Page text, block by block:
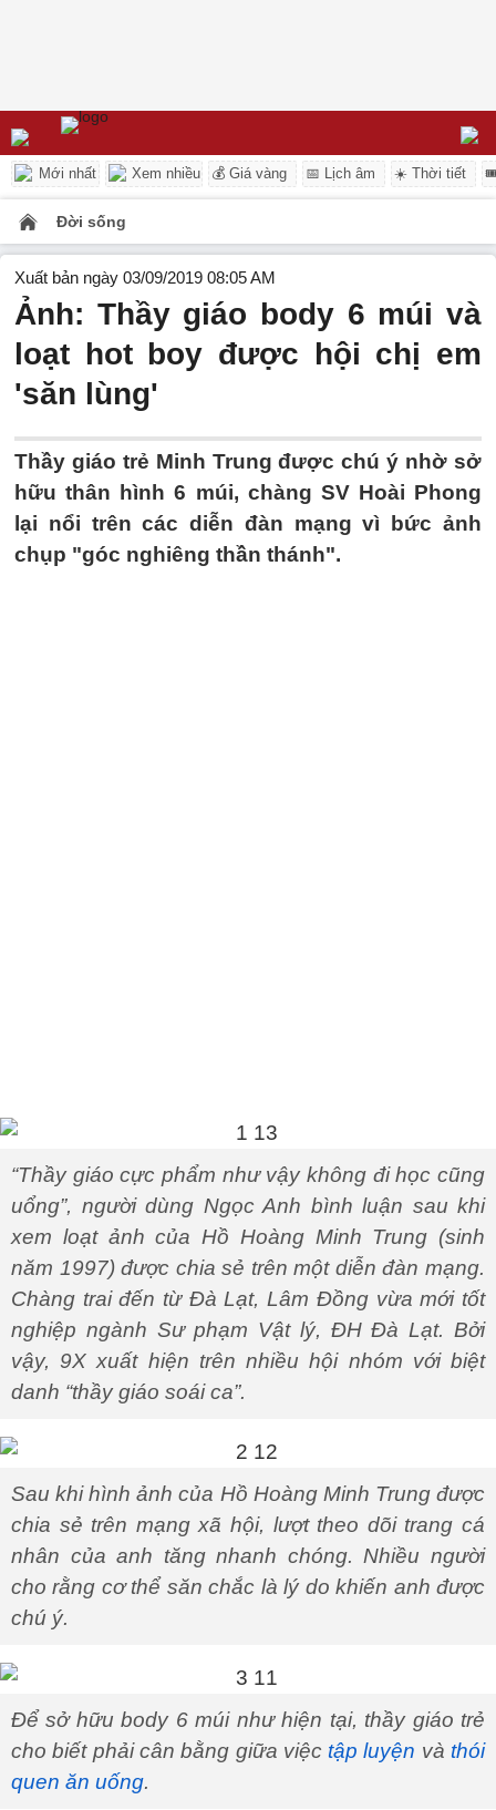
Mới nhất Xem nhiều 💰 Giá vàng 📅 Lịch âm ☀️ Thời tiết
Đời sống
Xuất bản ngày 03/09/2019 08:05 AM
Ảnh: Thầy giáo body 6 múi và
loạt hot boy được hội chị em
'săn lùng'
Thầy giáo trẻ Minh Trung được chú ý nhờ sở
hữu thân hình 6 múi, chàng SV Hoài Phong
lại nổi trên các diễn đàn mạng vì bức ảnh
chụp "góc nghiêng thần thánh".
“Thầy giáo cực phẩm như vậy không đi học cũng
uổng”, người dùng Ngọc Anh bình luận sau khi
xem loạt ảnh của Hồ Hoàng Minh Trung (sinh
năm 1997) được chia sẻ trên một diễn đàn mạng.
Chàng trai đến từ Đà Lạt, Lâm Đồng vừa mới tốt
nghiệp ngành Sư phạm Vật lý, ĐH Đà Lạt. Bởi
vậy, 9X xuất hiện trên nhiều hội nhóm với biệt
danh “thầy giáo soái ca”.
Sau khi hình ảnh của Hồ Hoàng Minh Trung được
chia sẻ trên mạng xã hội, lượt theo dõi trang cá
nhân của anh tăng nhanh chóng. Nhiều người
cho rằng cơ thể săn chắc là lý do khiến anh được
chú ý.
Để sở hữu body 6 múi như hiện tại, thầy giáo trẻ
cho biết phải cân bằng giữa việc tập luyện và thói
quen ăn uống.